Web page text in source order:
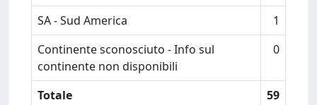
SA - Sud America
1
Continente sconosciuto - Info sul
continente non disponibili
0
Totale 59